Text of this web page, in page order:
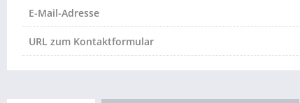
E-Mail-Adresse
URL zum Kontaktformular